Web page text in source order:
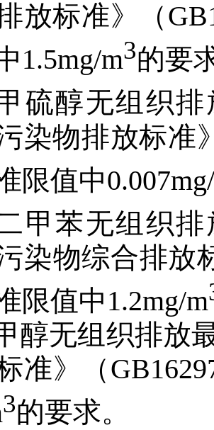
放标准》（
1.5mg/m3的要
硫醇无组织
染物排放标准
限值中
甲苯无组织
染物综合排放
限值中1.2mg/m
醇无组织排放
准》（
3的要求。